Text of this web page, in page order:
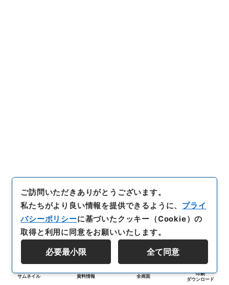
サムネイル 資料情報 全画面
印刷
ダウンロード
ご訪問いただきありがとうございます。
私たちがより良い情報を提供できるように、 プライ
バシーポリシーに基づいたクッキー（Cookie）の
取得と利用に同意をお願いいたします。
必要最小限 全て同意